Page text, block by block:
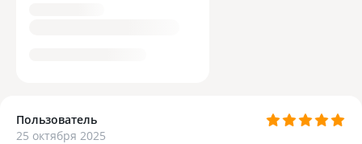
Пользователь
25 октября 2025